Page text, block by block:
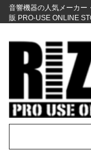
音響機器の人気メーカー
販 PRO-USE ONLINE